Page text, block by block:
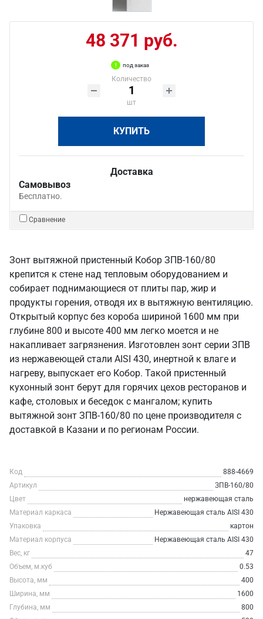
48 371 руб.
под заказ
Количество
шт
КУПИТЬ
Доставка
Самовывоз
Бесплатно.
Сравнение
Зонт вытяжной пристенный Кобор ЗПВ-160/80
крепится к стене над тепловым оборудованием и
собирает поднимающиеся от плиты пар, жир и
продукты горения, отводя их в вытяжную вентиляцию.
Открытый корпус без короба шириной 1600 мм при
глубине 800 и высоте 400 мм легко моется и не
накапливает загрязнения. Изготовлен зонт серии ЗПВ
из нержавеющей стали AISI 430, инертной к влаге и
нагреву, выпускает его Кобор. Такой пристенный
кухонный зонт берут для горячих цехов ресторанов и
кафе, столовых и беседок с мангалом; купить
вытяжной зонт ЗПВ-160/80 по цене производителя с
доставкой в Казани и по регионам России.
Код
888-4669
Артикул
ЗПВ-160/80
Цвет
нержавеющая сталь
Материал каркаса
Нержавеющая сталь AISI 430
Упаковка
картон
Материал корпуса
Нержавеющая сталь AISI 430
Вес, кг
47
Объем, м.куб
0.53
Высота, мм
400
Ширина, мм
1600
Глубина, мм
800